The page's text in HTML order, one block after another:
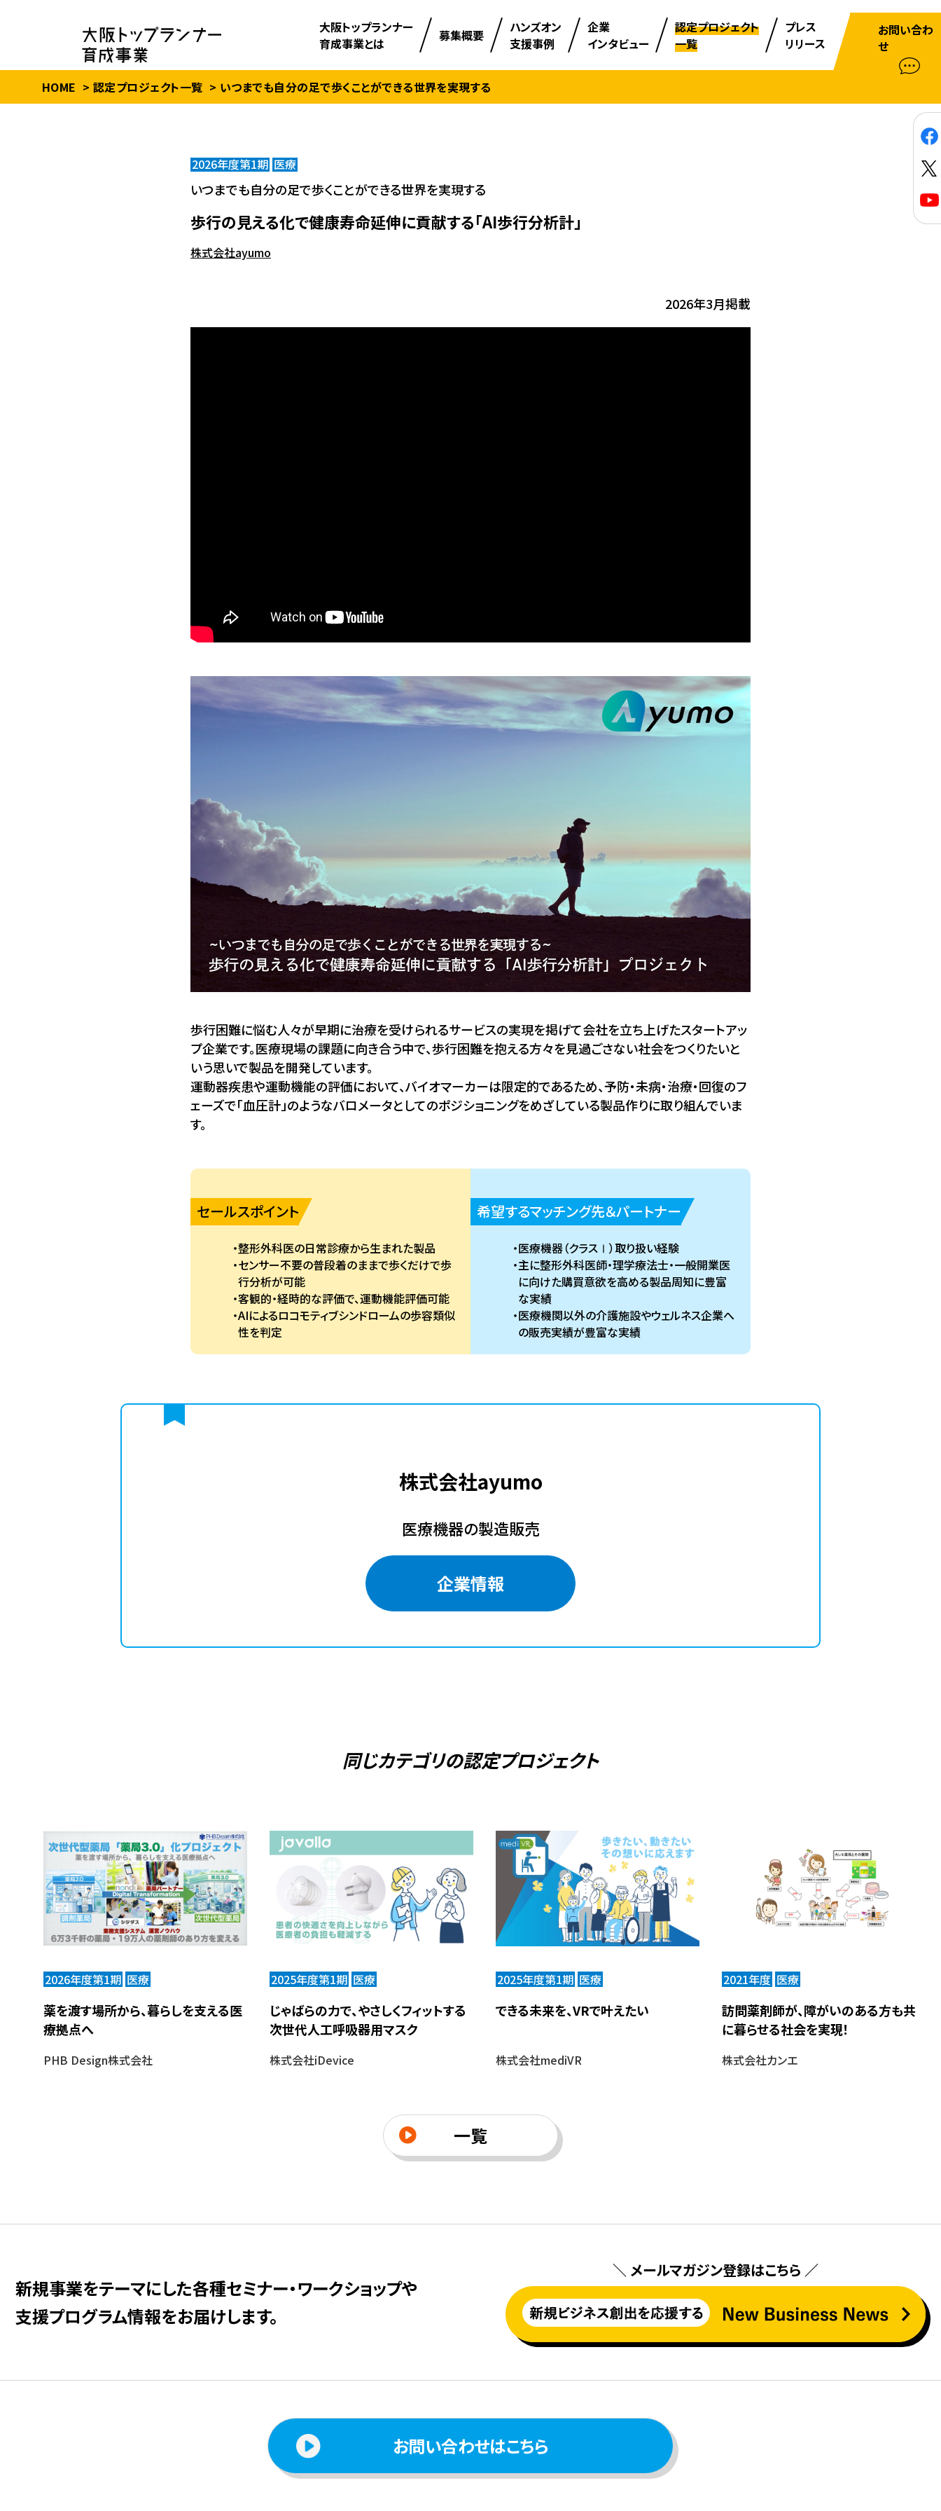
⼤阪トップランナー
育成事業とは
募集概要
ハンズオン
支援事例
企業
インタビュー
認定プロジェクト
一覧
プレス
リリース
お問い合わ
せ
HOME 認定プロジェクト一覧 いつまでも自分の足で歩くことができる世界を実現する
2026年度第1期 医療
いつまでも自分の足で歩くことができる世界を実現する
歩行の見える化で健康寿命延伸に貢献する「AI歩行分析計」
株式会社ayumo
2026年3月掲載
歩行困難に悩む人々が早期に治療を受けられるサービスの実現を掲げて会社を立ち上げたスタートアッ
プ企業です。医療現場の課題に向き合う中で、歩行困難を抱える方々を見過ごさない社会をつくりたいと
いう思いで製品を開発しています。
運動器疾患や運動機能の評価において、バイオマーカーは限定的であるため、予防・未病・治療・回復のフ
ェーズで「血圧計」のようなバロメータとしてのポジショニングをめざしている製品作りに取り組んでいま
す。
セールスポイント
整形外科医の日常診療から生まれた製品
センサー不要の普段着のままで歩くだけで歩
行分析が可能
客観的・経時的な評価で、運動機能評価可能
AIによるロコモティブシンドロームの歩容類似
性を判定
希望するマッチング先＆パートナー
医療機器（クラスⅠ）取り扱い経験
主に整形外科医師・理学療法士・一般開業医
に向けた購買意欲を高める製品周知に豊富
な実績
医療機関以外の介護施設やウェルネス企業へ
の販売実績が豊富な実績
株式会社ayumo
医療機器の製造販売
企業情報
同じカテゴリの認定プロジェクト
2026年度第1期 医療
薬を渡す場所から、暮らしを支える医
療拠点へ
PHB Design株式会社
2025年度第1期 医療
じゃばらの力で、やさしくフィットする
次世代人工呼吸器用マスク
株式会社iDevice
2025年度第1期 医療
できる未来を、VRで叶えたい
株式会社mediVR
2021年度 医療
訪問薬剤師が、障がいのある方も共
に暮らせる社会を実現！
株式会社カンエ
一覧
新規事業をテーマにした各種セミナー・ワークショップや
⽀援プログラム情報をお届けします。
＼ メールマガジン登録はこちら ／
お問い合わせはこちら